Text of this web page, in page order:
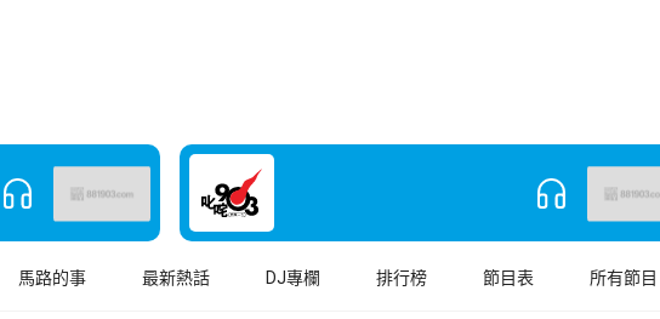
馬路的事 最新熱話 DJ專欄 排行榜 節目表 所有節目